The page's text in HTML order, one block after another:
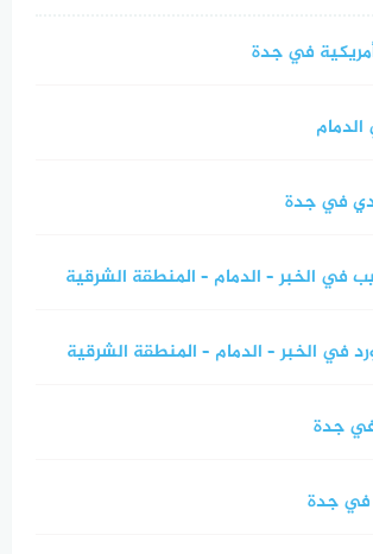
في جدة
في جدة
في الخبر – الدمام – المنطقة الشرقية
في الخبر – الدمام – المنطقة الشرقية
جدة
في جدة